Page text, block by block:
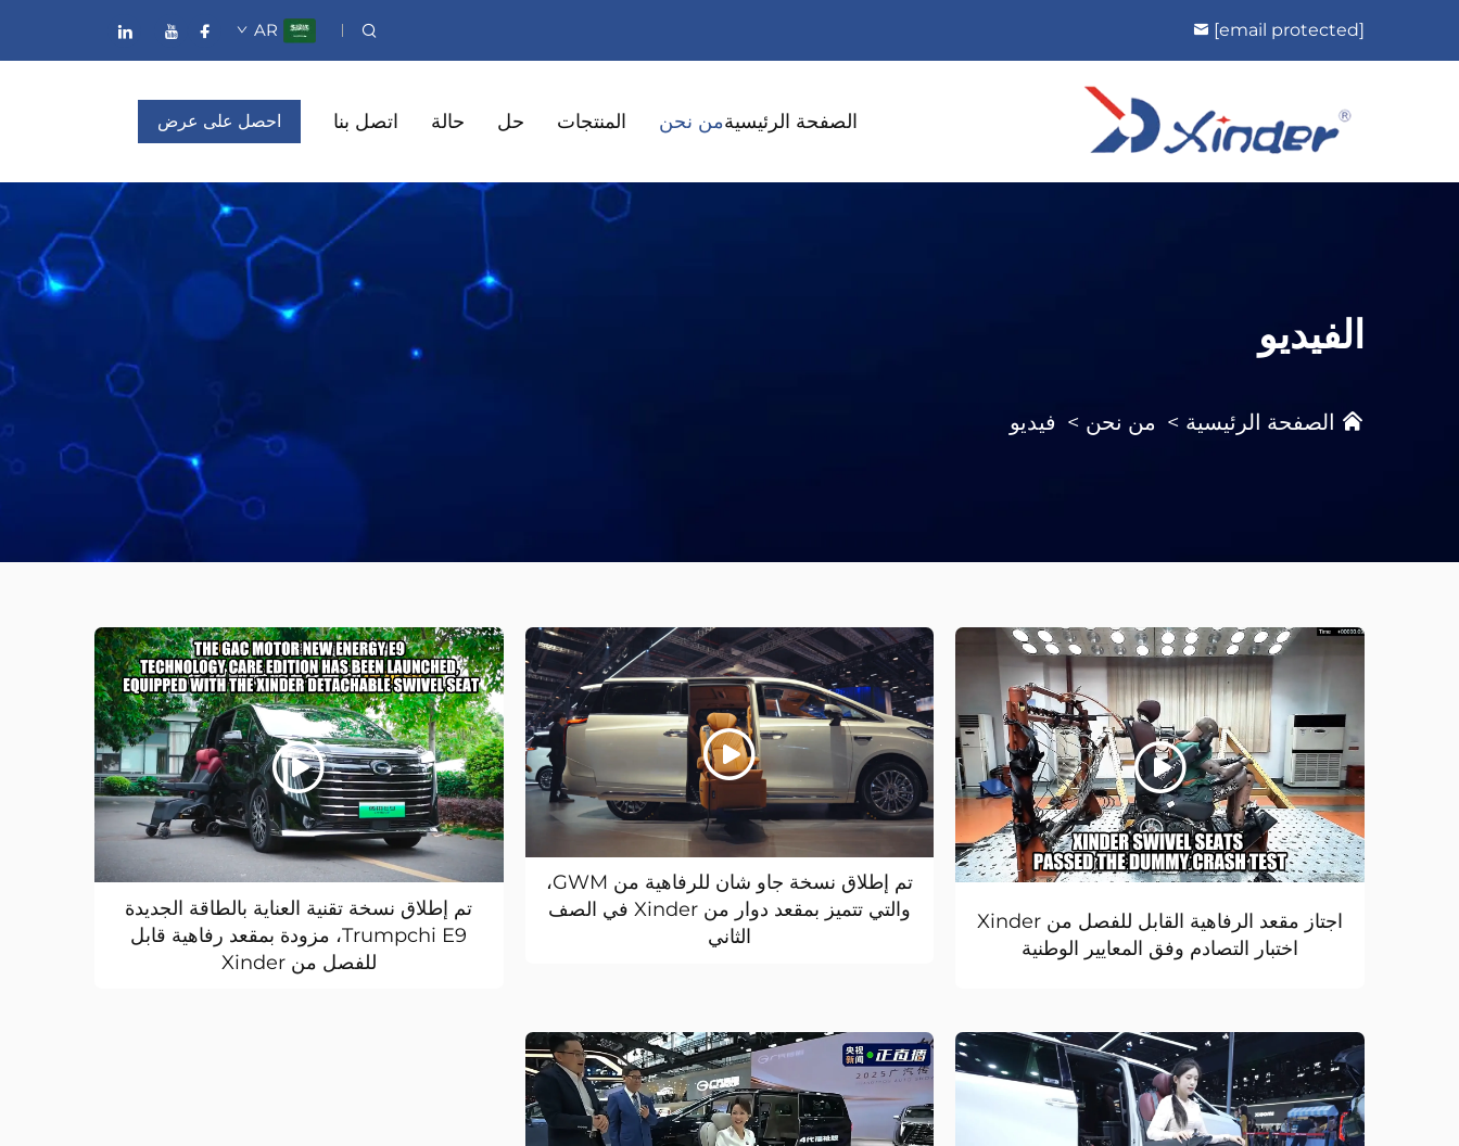
[email protected]
AR
الصفحة الرئيسيةمن نحن المنتجات حل حالة اتصل بنا احصل على عرض
الفيديو
الصفحة الرئيسية > من نحن > فيديو
اجتاز مقعد الرفاهية القابل للفصل من Xinder
اختبار التصادم وفق المعايير الوطنية
تم إطلاق نسخة جاو شان للرفاهية من GWM،
والتي تتميز بمقعد دوار من Xinder في الصف
الثاني
تم إطلاق نسخة تقنية العناية بالطاقة الجديدة
Trumpchi E9، مزودة بمقعد رفاهية قابل
للفصل من Xinder